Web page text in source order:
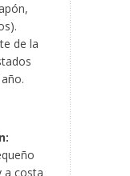
de la
a costa